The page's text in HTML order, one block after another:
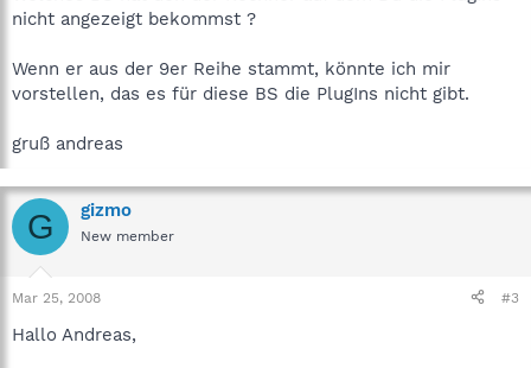
nicht angezeigt bekommst ?
Wenn er aus der 9er Reihe stammt, könnte ich mir
vorstellen, das es für diese BS die PlugIns nicht gibt.
gruß andreas
G gizmo
New member
Mar 25, 2008 #3
Hallo Andreas,